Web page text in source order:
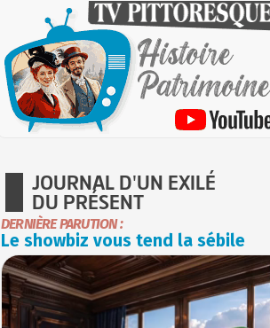
JOURNAL D'UN EXILÉ
DU PRÉSENT
DERNIÈRE PARUTION :
Le showbiz vous tend la sébile